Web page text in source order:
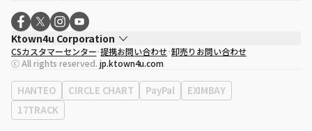
Ktown4u Corporation
代表取締役
ソン・ヒョミン
事業者登録番号120-87-71116
eContext
0120-23-7523
事務所住所
ソウル特別市江南区永東大路513、3階(三成洞、coex)
CSカスタマーセンター 提携お問い合わせ 卸売りお問い合わせ
ⓒ All rights reserved. jp.ktown4u.com
HANTEO CIRCLE CHART PayPal
EXIMBAY
17TRACK